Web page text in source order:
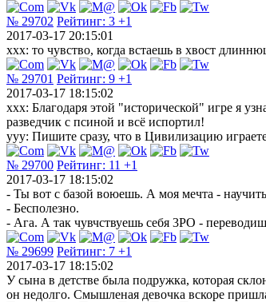
№ 29702 Рейтинг: 3 +1
2017-03-17 20:15:01
ххх: то чувство, когда встаешь в хвост
№ 29701 Рейтинг: 9 +1
2017-03-17 18:15:02
xxx: Благодаря этой "исторической" игре я
разведчик с псиной и всё испортил!
yyy: Пишите сразу, что в Цивилизацию
№ 29700 Рейтинг: 11 +1
2017-03-17 18:15:02
- Ты вот с базой воюешь. А моя мечта -
- Бесполезно.
- Ага. А так чувчствуешь себя 3PO -
№ 29699 Рейтинг: 7 +1
2017-03-17 18:15:02
У сына в детстве была подружка, которая
он недолго. Смышленая девочка вскоре